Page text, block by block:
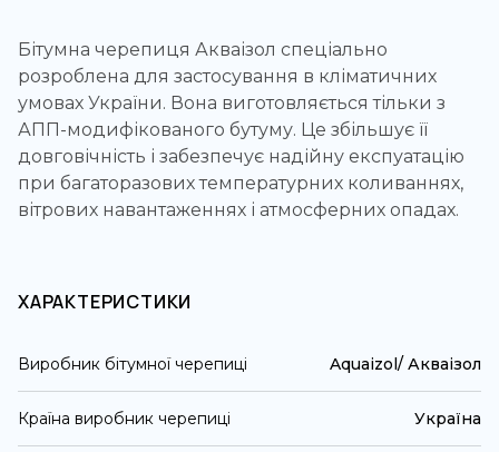
Бітумна черепиця Акваізол спеціально
розроблена для застосування в кліматичних
умовах України. Вона виготовляється тільки з
АПП-модифікованого бутуму. Це збільшує її
довговічність і забезпечує надійну експуатацію
при багаторазових температурних коливаннях,
вітрових навантаженнях і атмосферних опадах.
ХАРАКТЕРИСТИКИ
Виробник бітумної черепиці Aquaizol/ Акваізол
Країна виробник черепиці Україна